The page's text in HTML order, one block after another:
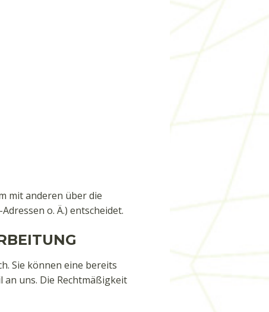
mit anderen über die
o. Ä.) entscheidet.
Sie können eine bereits
uns. Die Rechtmäßigkeit